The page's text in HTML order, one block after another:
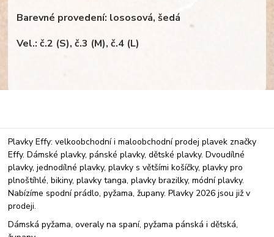
Barevné provedení: lososová, šedá
Vel.: č.2 (S), č.3 (M), č.4 (L)
Plavky Effy: velkoobchodní i maloobchodní prodej plavek značky
Effy. Dámské plavky, pánské plavky, dětské plavky. Dvoudílné
plavky, jednodílné plavky, plavky s většími košíčky, plavky pro
plnoštíhlé, bikiny, plavky tanga, plavky brazilky, módní plavky.
Nabízíme spodní prádlo, pyžama, župany. Plavky 2026 jsou již v
prodeji.
Dámská pyžama, overaly na spaní, pyžama pánská i dětská,